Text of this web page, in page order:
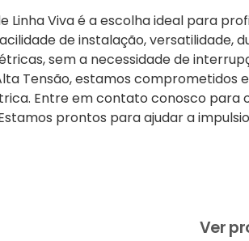
Linha Viva é a escolha ideal para
de instalação,
sem a necessidade de
Tensão, estamos comprometidos
Entre em contato conosco para
prontos para ajudar a
Ver